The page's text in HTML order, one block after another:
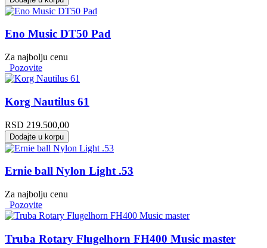
Eno Music DT50 Pad
Za najbolju cenu
Pozovite
Korg Nautilus 61
RSD 219.500,00
Dodajte u korpu
Ernie ball Nylon Light .53
Za najbolju cenu
Pozovite
Truba Rotary Flugelhorn FH400 Music master